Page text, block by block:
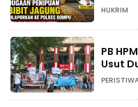
HUKRIM
PB
Usut